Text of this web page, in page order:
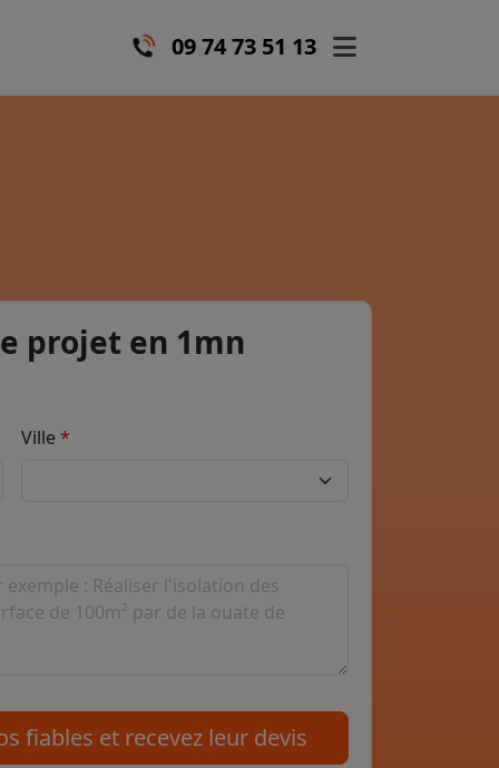
09 74 73 51 13
projet en 1mn
Ville
fiables et recevez leur devis